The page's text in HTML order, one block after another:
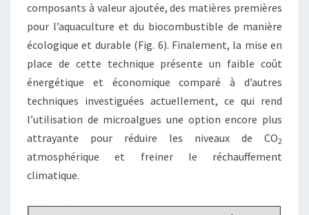
composants à valeur ajoutée, des matières premières
pour l’aquaculture et du biocombustible de manière
écologique et durable (Fig. 6). Finalement, la mise en
place de cette technique présente un faible coût
énergétique et économique comparé à d’autres
techniques investiguées actuellement, ce qui rend
l’utilisation de microalgues une option encore plus
attrayante pour réduire les niveaux de CO2
atmosphérique et freiner le réchauffement
climatique.